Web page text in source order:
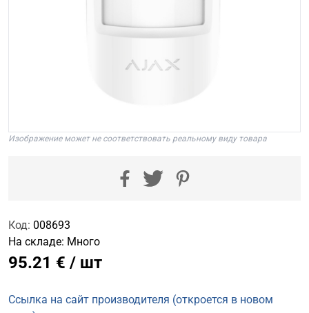
Изображение может не соответствовать реальному виду товара
Код: 008693
На складе: Много
95.21 € / шт
Ссылка на сайт производителя (откроется в новом